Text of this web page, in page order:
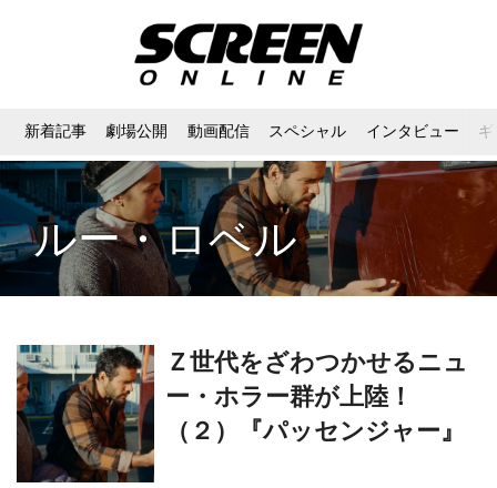
新着記事 劇場公開 動画配信 スペシャル インタビュー
ルー・ロベル
Ｚ世代をざわつかせるニュ
ー・ホラー群が上陸！
（２）『パッセンジャー』